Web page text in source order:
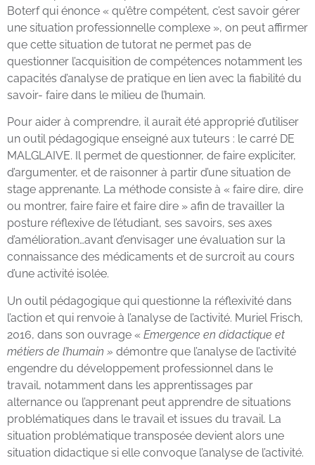
Boterf qui énonce « qu’être compétent, c’est savoir gérer
une situation professionnelle complexe », on peut affirmer
que cette situation de tutorat ne permet pas de
questionner l’acquisition de compétences notamment les
capacités d’analyse de pratique en lien avec la fiabilité du
savoir- faire dans le milieu de l’humain.
Pour aider à comprendre, il aurait été approprié d’utiliser
un outil pédagogique enseigné aux tuteurs : le carré DE
MALGLAIVE. Il permet de questionner, de faire expliciter,
d’argumenter, et de raisonner à partir d’une situation de
stage apprenante. La méthode consiste à « faire dire, dire
ou montrer, faire faire et faire dire » afin de travailler la
posture réflexive de l’étudiant, ses savoirs, ses axes
d’amélioration…avant d’envisager une évaluation sur la
connaissance des médicaments et de surcroit au cours
d’une activité isolée.
Un outil pédagogique qui questionne la réflexivité dans
l’action et qui renvoie à l’analyse de l’activité. Muriel Frisch,
2016, dans son ouvrage « Emergence en didactique et
métiers de l’humain » démontre que l’analyse de l’activité
engendre du développement professionnel dans le
travail, notamment dans les apprentissages par
alternance ou l’apprenant peut apprendre de situations
problématiques dans le travail et issues du travail. La
situation problématique transposée devient alors une
situation didactique si elle convoque l’analyse de l’activité.